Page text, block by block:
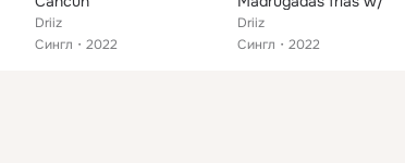
Driiz
Сингл
2022
Driiz
Сингл
2022